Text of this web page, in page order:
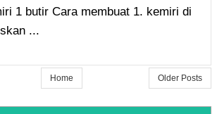
1 butir Cara membuat 1. kemiri di
...
Older Posts
Home